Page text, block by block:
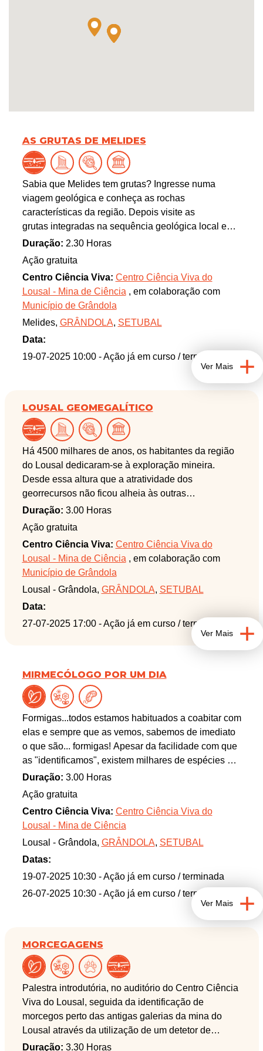
AS GRUTAS DE MELIDES
Sabia que Melides tem grutas? Ingresse numa
viagem geológica e conheça as rochas
características da região. Depois visite as
grutas integradas na sequência geológica local e
quem as povoam e que memórias nos deixaram do
seu quotidiano.
Duração: 2.30 Horas
Ação gratuita
Centro Ciência Viva: Centro Ciência Viva do
Lousal - Mina de Ciência , em colaboração com
Município de Grândola
Melides, GRÂNDOLA, SETUBAL
Data:
19-07-2025 10:00 - Ação já em curso / terminada
Ver Mais
LOUSAL GEOMEGALÍTICO
Há 4500 milhares de anos, os habitantes da região
do Lousal dedicaram-se à exploração mineira.
Desde essa altura que a atratividade dos
georrecursos não ficou alheia às outras
comunidades que por ali se instalaram. Deixaram
monumentos megalíticos e indícios da sua atividade
que hoje podem ser observados. Rume ao Lousal e
caminhe pelo montado alentejano ao redor da
aldeia mineira do Lousal. No percurso saiba tudo
sobre a geologia regional e, pela mão do
arqueólogo Nuno Inácio, conheça dois dos mais
representativos monumentos megalíticos e os
propósitos da intervenção arqueológica levada a
Duração: 3.00 Horas
Ação gratuita
Centro Ciência Viva: Centro Ciência Viva do
Lousal - Mina de Ciência , em colaboração com
Município de Grândola
Lousal - Grândola, GRÂNDOLA, SETUBAL
Data:
27-07-2025 17:00 - Ação já em curso / terminada
Ver Mais
MIRMECÓLOGO POR UM DIA
Formigas...todos estamos habituados a coabitar com
elas e sempre que as vemos, sabemos de imediato
o que são... formigas! Apesar da facilidade com que
as "identificamos", existem milhares de espécies de
formigas em todo o mundo, adaptadas a quase
todos os ecossistemas da Terra. Participe nesta
fantástica saída de campo e venha ser mirmecólogo
por um dia onde vai descobrir mais sobre as
diferentes espécies de formigas, os seus habitats e
a extraordinária hierarquia das suas colónias. De
seguida, explore a taxonomia destes insetos e
aprenda a distinguir as diferentes espécies que
Duração: 3.00 Horas
Ação gratuita
Centro Ciência Viva: Centro Ciência Viva do
Lousal - Mina de Ciência
Lousal - Grândola, GRÂNDOLA, SETUBAL
Datas:
19-07-2025 10:30 - Ação já em curso / terminada
26-07-2025 10:30 - Ação já em curso / terminada
Ver Mais
MORCEGAGENS
Palestra introdutória, no auditório do Centro Ciência
Viva do Lousal, seguida da identificação de
morcegos perto das antigas galerias da mina do
Lousal através da utilização de um detetor de
ultrassons.
Duração: 3.30 Horas